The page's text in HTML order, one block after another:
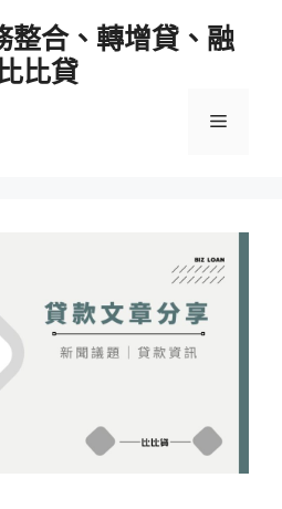
整合、轉增貸、融
比貸
選